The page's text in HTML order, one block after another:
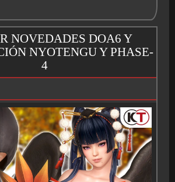
NOVEDADES DOA6 Y
NYOTENGU Y PHASE-
4